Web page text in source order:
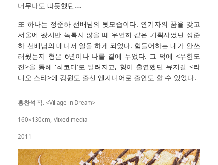
너무나도 따듯했던….
또 하나는 정준하 선배님의 뒷모습이다. 연기자의 꿈을 갖고
서울에 왔지만 녹록지 않을 때 우연히 같은 기획사였던 정준
하 선배님의 매니저 일을 하게 되었다. 힘들어하는 내가 안쓰
러웠는지 형은 6년이나 나를 곁에 두었다. 그 덕에 <무한도
전>을 통해 ‘최코디’로 알려지고, 형이 출연했던 뮤지컬 <라
디오 스타>에 강원도 출신 엔지니어로 출연도 할 수 있었다.
홍찬석 작. <Village in Dream>
160×130cm, Mixed media
2011